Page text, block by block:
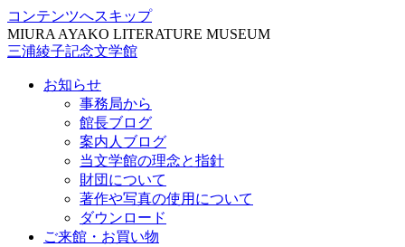
コンテンツへスキップ
MIURA AYAKO LITERATURE MUSEUM
三浦綾子記念文学館
お知らせ
事務局から
館長ブログ
案内人ブログ
当文学館の理念と指針
財団について
著作や写真の使用について
ダウンロード
ご来館・お買い物